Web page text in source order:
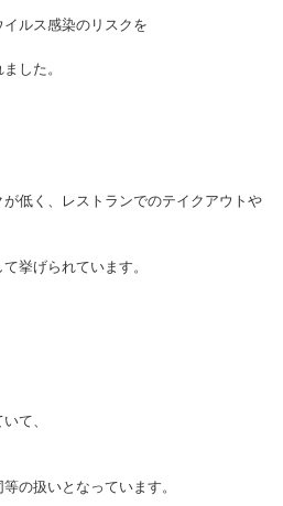
ルス感染のリスクを
した。
低く、レストランでのテイクアウトや
挙げられています。
て、
の扱いとなっています。